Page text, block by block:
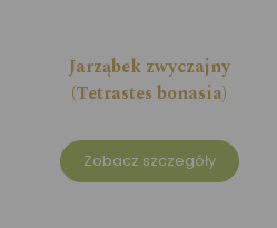
Jarząbek zwyczajny
(Tetrastes bonasia)
Zobacz szczegóły